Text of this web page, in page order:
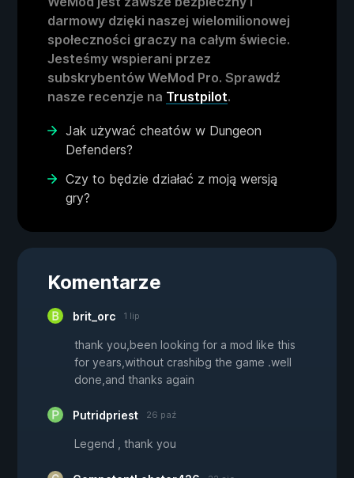
darmowy dzięki naszej wielomilionowej
społeczności graczy na całym świecie.
Jesteśmy wspierani przez
subskrybentów WeMod Pro. Sprawdź
nasze recenzje na Trustpilot.
Jak używać cheatów w Dungeon
Defenders?
Czy to będzie działać z moją wersją
gry?
Komentarze
brit_orc 1 lip
thank you,been looking for a mod like this
for years,without crashibg the game .well
done,and thanks again
Putridpriest 26 paź
Legend , thank you